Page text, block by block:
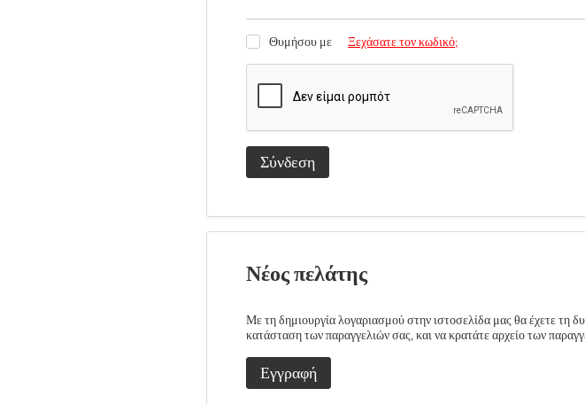
Θυμήσου με Ξεχάσατε τον κωδικό;
Σύνδεση
Νέος πελάτης
Με τη δημιουργία λογαριασμού στην ιστοσελίδα μας θα έχετε τη
κατάσταση των παραγγελιών σας, και να κρατάτε αρχείο των
Εγγραφή